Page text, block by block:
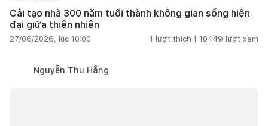
Cải tạo nhà 300 năm tuổi thành không gian sống hiện
đại giữa thiên nhiên
27/06/2026, lúc 10:00 1 lượt thích | 10.149 lượt xem
Nguyễn Thu Hằng